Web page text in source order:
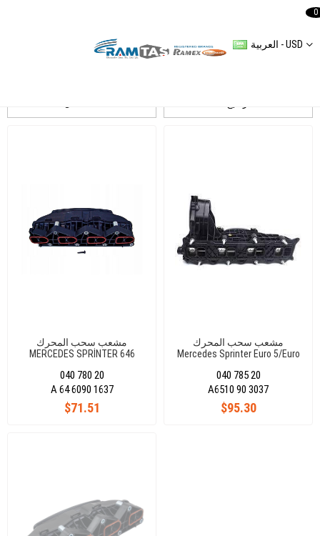
العربية - USD
0
مشعب سحب المحرك
MERCEDES SPRİNTER 646
040 780 20
$71.51
A 64 6090 1637
مشعب سحب المحرك
Mercedes Sprinter Euro 5/Euro
040 785 20
$95.30
A6510 90 3037